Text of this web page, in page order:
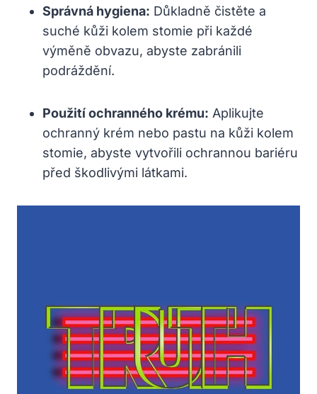
Správná hygiena: Důkladně čistěte a
suché kůži kolem stomie při každé
výměně obvazu, abyste zabránili
podráždění.
Použití ochranného krému: Aplikujte
ochranný krém nebo pastu na kůži kolem
stomie, abyste vytvořili ochrannou bariéru
před škodlivými látkami.